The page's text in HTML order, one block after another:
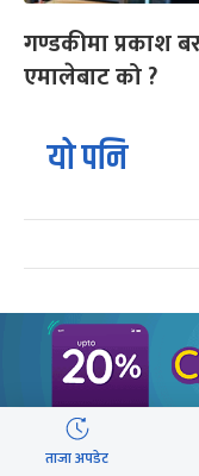
गण्डकीमा प्रकाश
एमालेबाट को ?
यो पनि
ट्रेन्डिङ
१
२५०
१०
ताजा अपडेट